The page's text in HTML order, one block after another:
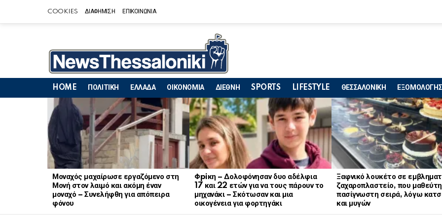
COOKIES ΔΙΑΦΗΜΙΣΗ ΕΠΙΚΟΙΝΩΝΙΑ
HOME ΠΟΛΙΤΙΚΗ ΕΛΛΑΔΑ ΟΙΚΟΝΟΜΙΑ ΔΙΕΘΝΗ SPORTS LIFESTYLE ΘΕΣΣΑΛΟΝΙΚΗ
LATEST
STORIES
Μοναχός μαχαίρωσε εργαζόμενο στη
Μονή στον λαιμό και ακόμη έναν
μοναχό – Συνελήφθη για απόπειρα
φόνου
Φpiκη – Δολοφόνησαν δυο αδέλφια
17 και 22 ετών για να τους πάρουν το
μηχανάκι – Σκότωσαν και μια
οικογένεια για φορτηγάκι
Ξαφνικό λουκέτο σε
ζαχαροπλαστείο, που
πασίγνωστη σειρά, λόγω
και μυγών